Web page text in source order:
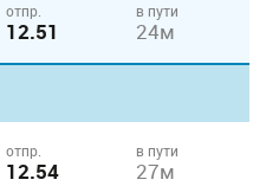
отпр.
12.51
в пути
24м
отпр.
12.54
в пути
27м